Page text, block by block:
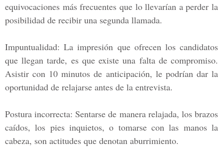
equivocaciones más frecuentes que lo llevarían a perder la
posibilidad de recibir una segunda llamada.
Impuntualidad: La impresión que ofrecen los candidatos
que llegan tarde, es que existe una falta de compromiso.
Asistir con 10 minutos de anticipación, le podrían dar la
oportunidad de relajarse antes de la entrevista.
Postura incorrecta: Sentarse de manera relajada, los brazos
caídos, los pies inquietos, o tomarse con las manos la
cabeza, son actitudes que denotan aburrimiento.